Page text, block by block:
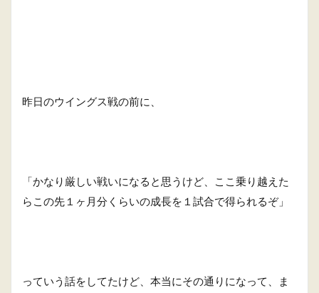
昨日のウイングス戦の前に、
「かなり厳しい戦いになると思うけど、ここ乗り越えた
らこの先１ヶ月分くらいの成長を１試合で得られるぞ」
っていう話をしてたけど、本当にその通りになって、ま